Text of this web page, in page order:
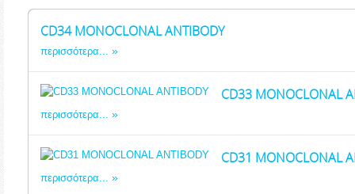
CD34 MONOCLONAL ANTIBODY
περισσότερα...
CD33 MONOCLONAL
περισσότερα...
CD31 MONOCLONAL
περισσότερα...